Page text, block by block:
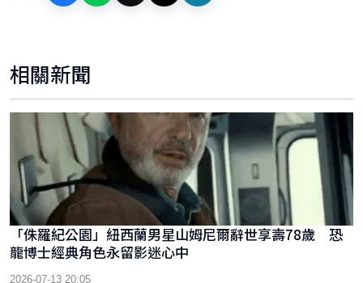
相關新聞
「侏羅紀公園」紐西蘭男星山姆尼爾辭世享壽78歲 恐
龍博士經典角色永留影迷心中
2026-07-13 20:05